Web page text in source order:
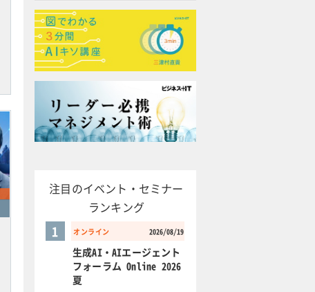
注目のイベント・セミナー
ランキング
オンライン 2026/08/19
1
生成AI・AIエージェント
フォーラム Online 2026
夏